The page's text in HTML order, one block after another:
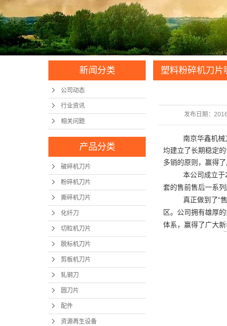
新闻分类
公司动态
行业资讯
相关问题
产品分类
破碎机刀片
粉碎机刀片
撕碎机刀片
化纤刀
切粒机刀片
脱标机刀片
剪板机刀片
轧钢刀
圆刀片
配件
资源再生设备
塑料粉碎机刀片
发布日期：
南京华鑫机械刀
均建立了长期稳定
多销的原则，赢得了
本公司成立于
套的售前售后一系列
真正做到了“售后
区。公司拥有雄厚
体系，赢得了广大